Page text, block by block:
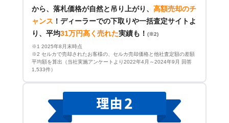
から、落札価格が自然と吊り上がり、 高額売却のチ
ャンス ！ ディーラーでの下取りや一括査定サイトよ
り、平均31万円高く売れた実績も！ (※2)
※1 2025年8月末時点
※2 セルカで売却されたお客様の、セルカ売却価格と他社査定額の差額
平均額を算出（当社実施アンケートより2022年4月～2024年9月 回答
1,533件）